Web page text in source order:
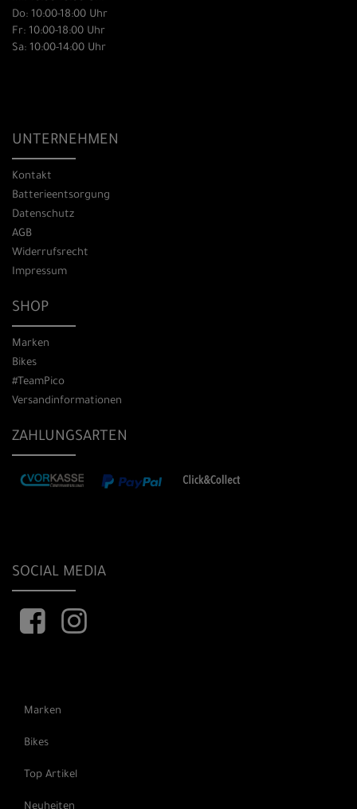
Do: 10:00-18:00 Uhr
Fr: 10:00-18:00 Uhr
Sa: 10:00-14:00 Uhr
UNTERNEHMEN
Kontakt
Batterieentsorgung
Datenschutz
AGB
Widerrufsrecht
Impressum
SHOP
Marken
Bikes
#TeamPico
Versandinformationen
ZAHLUNGSARTEN
SOCIAL MEDIA
Marken
Bikes
Top Artikel